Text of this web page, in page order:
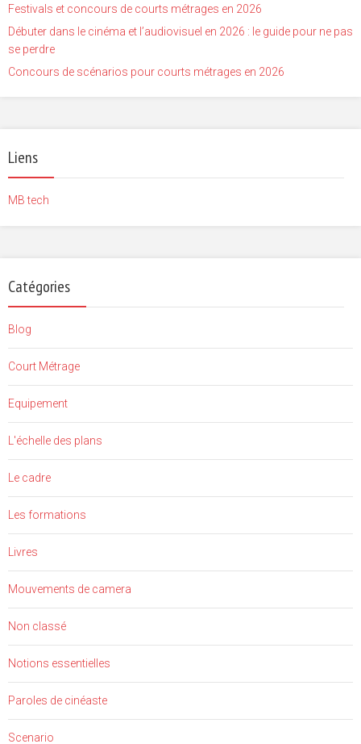
Festivals et concours de courts métrages en 2026
Débuter dans le cinéma et l’audiovisuel en 2026 : le guide pour ne pas
se perdre
Concours de scénarios pour courts métrages en 2026
Liens
MB tech
Catégories
Blog
Court Métrage
Equipement
L'échelle des plans
Le cadre
Les formations
Livres
Mouvements de camera
Non classé
Notions essentielles
Paroles de cinéaste
Scenario